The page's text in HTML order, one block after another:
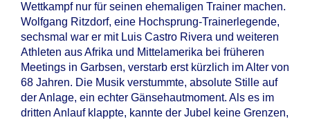
Wettkampf nur für seinen ehemaligen Trainer machen.
Wolfgang Ritzdorf, eine Hochsprung-Trainerlegende,
sechsmal war er mit Luis Castro Rivera und weiteren
Athleten aus Afrika und Mittelamerika bei früheren
Meetings in Garbsen, verstarb erst kürzlich im Alter von
68 Jahren. Die Musik verstummte, absolute Stille auf
der Anlage, ein echter Gänsehautmoment. Als es im
dritten Anlauf klappte, kannte der Jubel keine Grenzen,